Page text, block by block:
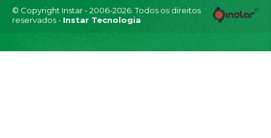
© Copyright Instar - 2006-2026. Todos os direitos
reservados - Instar Tecnologia